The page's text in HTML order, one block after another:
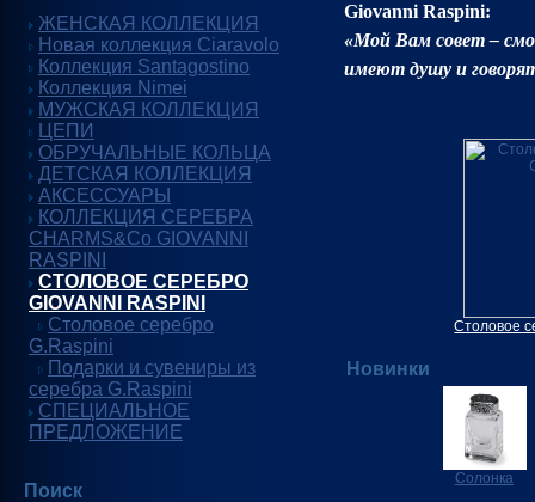
ЖЕНСКАЯ КОЛЛЕКЦИЯ
Новая коллекция Ciaravolo
Коллекция Santagostino
Коллекция Nimei
МУЖСКАЯ КОЛЛЕКЦИЯ
ЦЕПИ
ОБРУЧАЛЬНЫЕ КОЛЬЦА
ДЕТСКАЯ КОЛЛЕКЦИЯ
АКСЕССУАРЫ
КОЛЛЕКЦИЯ СЕРЕБРА
CHARMS&Co GIOVANNI
RASPINI
СТОЛОВОЕ СЕРЕБРО
GIOVANNI RASPINI
Столовое серебро
G.Raspini
Подарки и сувениры из
серебра G.Raspini
СПЕЦИАЛЬНОЕ
ПРЕДЛОЖЕНИЕ
Поиск
Giovanni Raspini:
«Мой Вам совет –
имеют душу и
Столовое
Новинки
Солонка